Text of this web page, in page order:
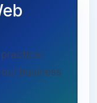
practical
business